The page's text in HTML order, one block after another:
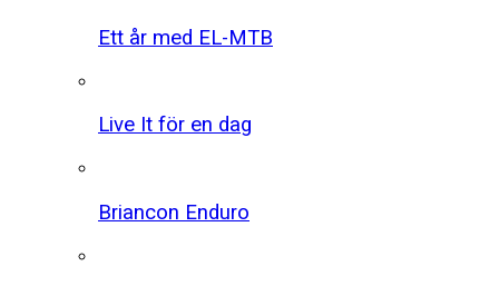
Ett år med EL-MTB
Live It för en dag
Briancon Enduro